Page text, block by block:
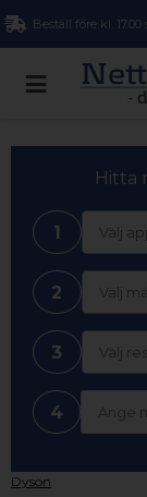
Beställ före kl.
Hitta
1 Välj
2 Välj
3 Välj
4
Dyson